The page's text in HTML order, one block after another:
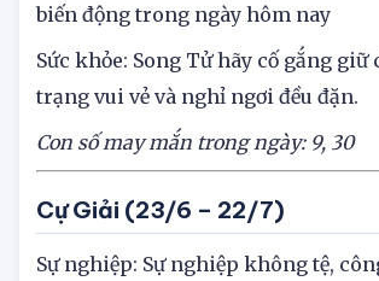
biến động trong ngày hôm nay
Sức khỏe: Song Tử hãy cố gắng giữ
trạng vui vẻ và nghỉ ngơi đều đặn.
Con số may mắn trong ngày: 9, 30
Cự Giải (23/6 – 22/7)
Sự nghiệp: Sự nghiệp không tệ,